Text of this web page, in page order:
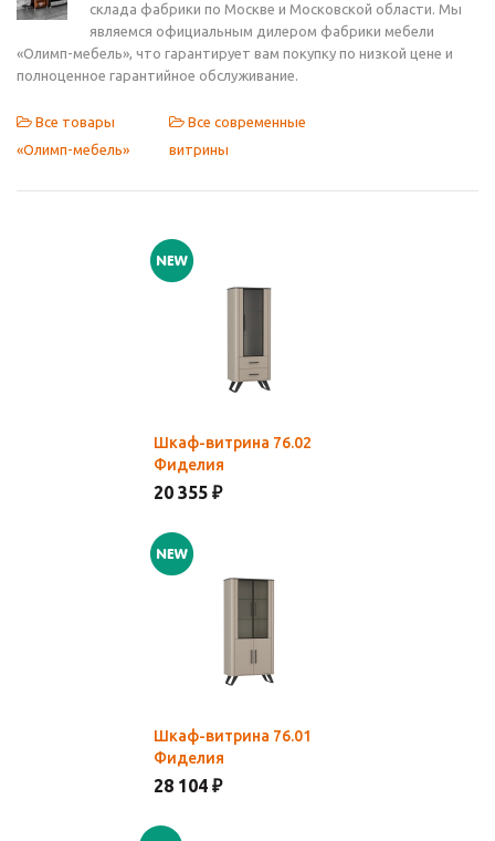
склада фабрики по Москве и Московской области. Мы
являемся официальным дилером фабрики мебели
«Олимп-мебель», что гарантирует вам покупку по низкой цене и
полноценное гарантийное обслуживание.
Все товары
«Олимп-мебель»
Все современные
витрины
Шкаф-витрина 76.02
Фиделия
20 355 ₽
Шкаф-витрина 76.01
Фиделия
28 104 ₽